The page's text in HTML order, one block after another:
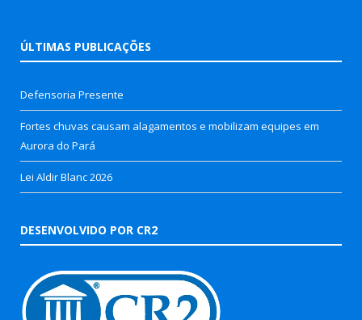
ÚLTIMAS PUBLICAÇÕES
Defensoria Presente
Fortes chuvas causam alagamentos e mobilizam equipes em
Aurora do Pará
Lei Aldir Blanc 2026
DESENVOLVIDO POR CR2